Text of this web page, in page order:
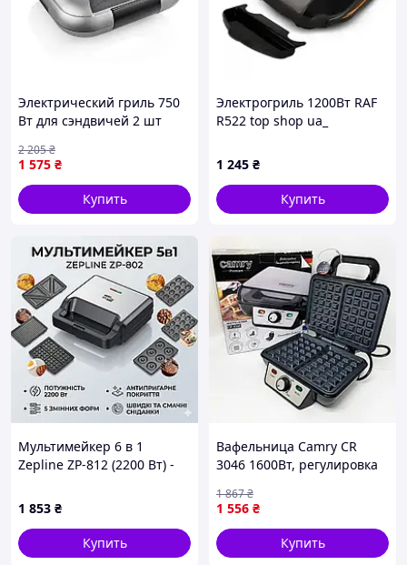
Электрический гриль 750
Вт для сэндвичей 2 шт
1 575 ₴
2 205₴
Купить
Электрогриль 1200Вт RAF
R522 top shop ua_
1 245 ₴
Купить
Мультимейкер 6 в 1
Zepline ZP-812 (2200 Вт) -
Орешница, Сэндвичница,
Пончики, Котлетница
1 853 ₴
Купить
Вафельница Camry CR
3046 1600Вт, регулировка
антипригарное покрытие
1 556 ₴
1 867₴
Купить